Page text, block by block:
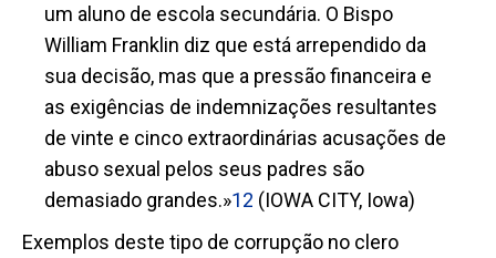
um aluno de escola secundária. O Bispo
William Franklin diz que está arrependido da
sua decisão, mas que a pressão financeira e
as exigências de indemnizações resultantes
devinte e cinco extraordinárias acusações de
abuso sexual pelos seus padres são
demasiado grandes.»12 (IOWA CITY, Iowa)
Exemplos deste tipo de corrupção no clero